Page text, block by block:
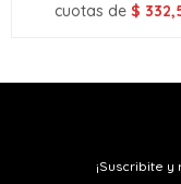
cuotas de $
¡Suscribite